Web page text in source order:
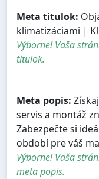
Meta titulok:
klimatizáciami |
Výborne! Vaša
titulok.
Meta popis:
servis a montáž
Zabezpečte si
období pre váš
Výborne! Vaša
meta popis.